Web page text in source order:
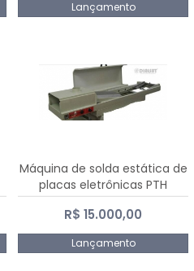
Lançamento
Máquina de solda estática de
placas eletrônicas PTH
DIALSAT
R$ 15.000,00
Lançamento